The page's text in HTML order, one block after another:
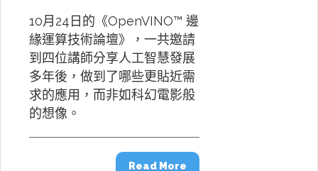
10月24日的《OpenVINO™ 邊
緣運算技術論壇》，一共邀請
到四位講師分享人工智慧發展
多年後，做到了哪些更貼近需
求的應用，而非如科幻電影般
的想像。
Read More